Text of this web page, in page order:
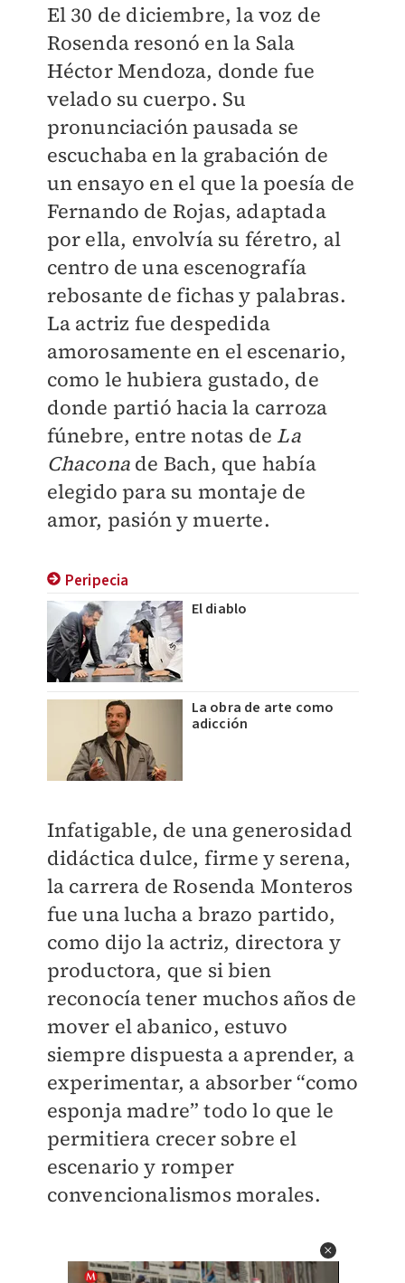
El 30 de diciembre, la voz de
Rosenda resonó en la Sala
Héctor Mendoza, donde fue
velado su cuerpo. Su
pronunciación pausada se
escuchaba en la grabación de
un ensayo en el que la poesía de
Fernando de Rojas, adaptada
por ella, envolvía su féretro, al
centro de una escenografía
rebosante de fichas y palabras.
La actriz fue despedida
amorosamente en el escenario,
como le hubiera gustado, de
donde partió hacia la carroza
fúnebre, entre notas de La
Chaconade Bach, que había
elegido para su montaje de
amor, pasión y muerte.
Peripecia
El diablo
La obra de arte como
adicción
Infatigable, de una generosidad
didáctica dulce, firme y serena,
la carrera de Rosenda Monteros
fue una lucha a brazo partido,
como dijo la actriz, directora y
productora, que si bien
reconocía tener muchos años de
mover el abanico, estuvo
siempre dispuesta a aprender, a
experimentar, a absorber “como
esponja madre” todo lo que le
permitiera crecer sobre el
escenario y romper
convencionalismos morales.